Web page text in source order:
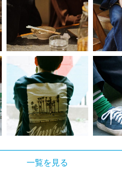
一覧を見る